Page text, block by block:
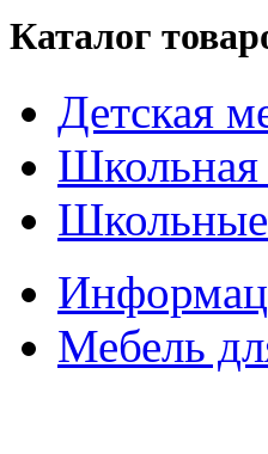
Каталог
Детская
Школьная
Мебель